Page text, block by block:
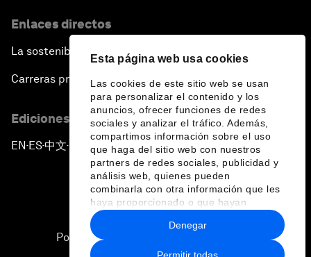
Esta página web usa cookies
Las cookies de este sitio web se usan
para personalizar el contenido y los
anuncios, ofrecer funciones de redes
sociales y analizar el tráfico. Además,
compartimos información sobre el uso
que haga del sitio web con nuestros
partners de redes sociales, publicidad y
análisis web, quienes pueden
combinarla con otra información que les
haya proporcionado o que hayan
recopilado a partir del uso que haya
hecho de sus servicios.
Permitir todas
Denegar
Earth Data: A Remedy for Environmental Risk?
Scaling Up Electric Mobility
Strategic Outlook on Europe
China's Green Leadership
In Innovation's Shadow
Welcome to the Annual Meeting of the New
Champions 2018
Enlaces directos
La sostenibilidad en el Foro
Carreras profesionales
Ediciones en otros idiomas
EN ▪ES▪中文▪ 日本語
Política de privacidad y normas de uso